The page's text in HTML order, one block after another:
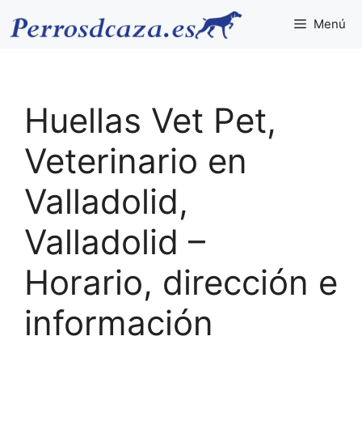
Menú
Huellas Vet Pet,
Veterinario en
Valladolid,
Valladolid –
Horario, dirección e
información